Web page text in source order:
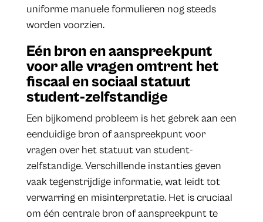
uniforme manuele formulieren nog steeds
worden voorzien.
Eén bron en aanspreekpunt
voor alle vragen omtrent het
fiscaal en sociaal statuut
student-zelfstandige
Een bijkomend probleem is het gebrek aan een
eenduidige bron of aanspreekpunt voor
vragen over het statuut van student-
zelfstandige. Verschillende instanties geven
vaak tegenstrijdige informatie, wat leidt tot
verwarring en misinterpretatie. Het is cruciaal
om één centrale bron of aanspreekpunt te